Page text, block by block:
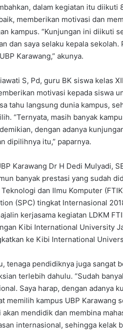
dalam kegiatan itu diikuti
memberikan motivasi dan
kampus. “Kunjungan ini diikuti
dan saya selaku kepala
Karawang,” akunya.
S, Pd, guru BK siswa kelas
motivasi kepada siswa
tahu langsung dunia kampus,
“Ternyata, masih banyak
dengan adanya
dipilihnya itu,” paparnya.
Karawang Dr H Dedi Mulyadi,
banyak prestasi yang sudah
Teknologi dan Ilmu Komputer
(SPC) tingkat Internasional
kerjasama kegiatan LDKM
Kibi International University
ke Kibi International
tenaga pendidiknya juga sangat
terlebih dahulu. “Sudah
Saya harap, dengan adanya
memilih kampus UBP Karawang
akan mendidik dan membina
internasional, sehingga kelak